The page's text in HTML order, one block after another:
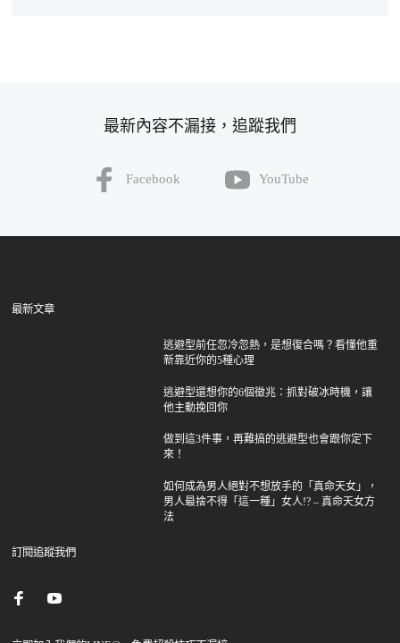
最新內容不漏接，追蹤我們
Facebook YouTube
最新文章
逃避型前任忽冷忽熱，是想復合嗎？看懂他重
新靠近你的5種心理
逃避型還想你的6個徵兆：抓對破冰時機，讓
他主動挽回你
做到這3件事，再難搞的逃避型也會跟你定下
來！
如何成為男人絕對不想放手的「真命天女」，
男人最捨不得「這一種」女人!? – 真命天女方
法
訂閱追蹤我們